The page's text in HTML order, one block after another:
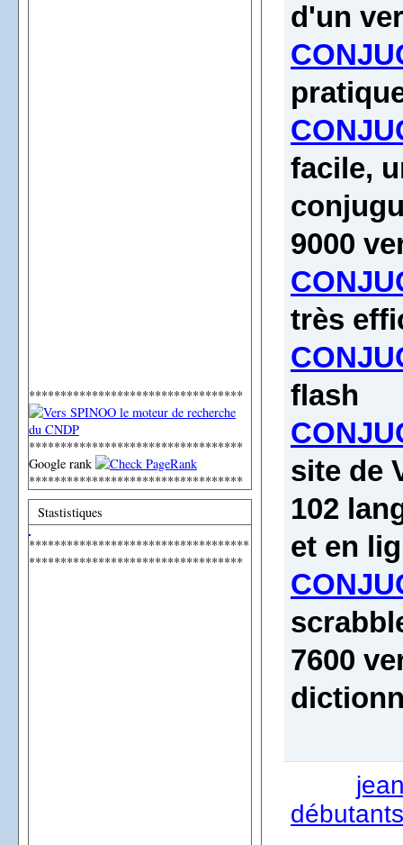
**********************************
**********************************
Google rank
**********************************
Stastistiques
***********************************
**********************************
d'un
facile,
9000
très
flash
site de
102
et en
7600